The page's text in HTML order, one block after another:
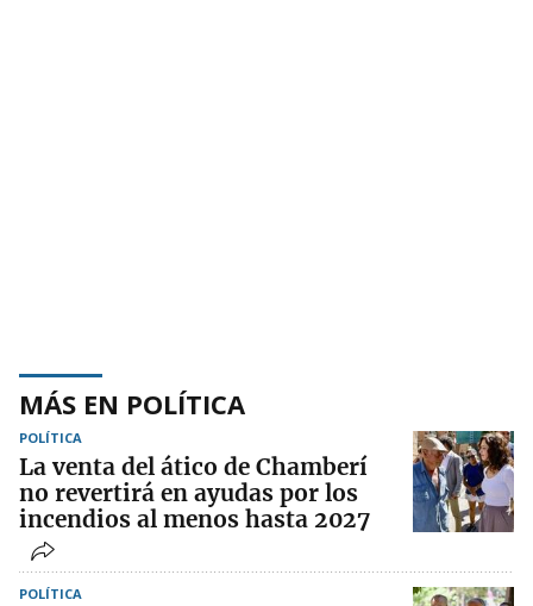
MÁS EN POLÍTICA
POLÍTICA
La venta del ático de Chamberí
no revertirá en ayudas por los
incendios al menos hasta 2027
POLÍTICA